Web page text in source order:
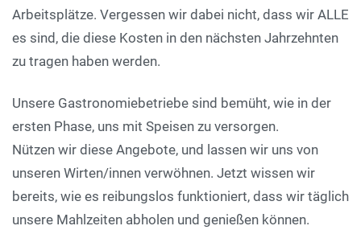
Arbeitsplätze. Vergessen wir dabei nicht, dass wir ALLE
es sind, die diese Kosten in den nächsten Jahrzehnten
zu tragen haben werden.
Unsere Gastronomiebetriebe sind bemüht, wie in der
ersten Phase, uns mit Speisen zu versorgen.
Nützen wir diese Angebote, und lassen wir uns von
unseren Wirten/innen verwöhnen. Jetzt wissen wir
bereits, wie es reibungslos funktioniert, dass wir täglich
unsere Mahlzeiten abholen und genießen können.